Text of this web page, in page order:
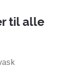
til alle